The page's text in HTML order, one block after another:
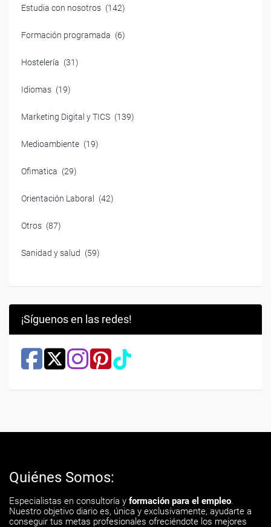
Estudia con nosotros (142)
Formación programada (6)
Hostelería (31)
Idiomas (19)
Marketing Digital y TICS (139)
Medioambiente (19)
Ofimatica (29)
Orientación Laboral (42)
Otros (87)
Sanidad y salud (59)
¡Síguenos en las redes!
Quiénes Somos:
Especialistas en consultoría y formación para el empleo.
Nuestro objetivo diario es, única y exclusivamente, ayudarte a
conseguir tus metas profesionales ofreciéndote los mejores